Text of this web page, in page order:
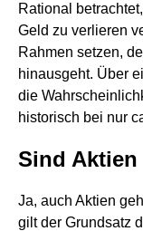
Rational
Geld zu verlieren
Rahmen setzen,
hinausgeht. Über
die
historisch bei nur
Sind
Ja, auch Aktien
gilt der Grundsatz